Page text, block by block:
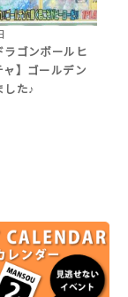
ラゴンボールヒ
ャ】ゴールデン
した♪